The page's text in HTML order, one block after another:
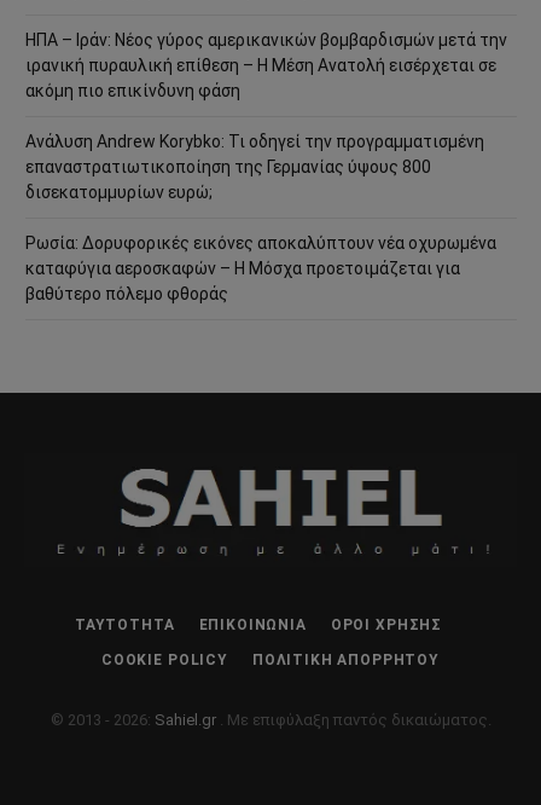
ΗΠΑ – Ιράν: Νέος γύρος αμερικανικών βομβαρδισμών μετά την
ιρανική πυραυλική επίθεση – Η Μέση Ανατολή εισέρχεται σε
ακόμη πιο επικίνδυνη φάση
Ανάλυση Andrew Korybko: Τι οδηγεί την προγραμματισμένη
επαναστρατιωτικοποίηση της Γερμανίας ύψους 800
δισεκατομμυρίων ευρώ;
Ρωσία: Δορυφορικές εικόνες αποκαλύπτουν νέα οχυρωμένα
καταφύγια αεροσκαφών – Η Μόσχα προετοιμάζεται για
βαθύτερο πόλεμο φθοράς
ΤΑΥΤΌΤΗΤΑ ΕΠΙΚΟΙΝΩΝΊΑ ΌΡΟΙ ΧΡΉΣΗΣ
COOKIE POLICY ΠΟΛΙΤΙΚΉ ΑΠΟΡΡΉΤΟΥ
© 2013 - 2026: Sahiel.gr . Με επιφύλαξη παντός δικαιώματος.